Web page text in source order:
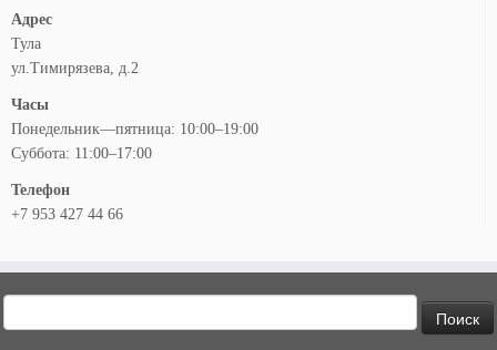
Адрес
Тула
ул.Тимирязева, д.2
Часы
Понедельник—пятница: 10:00–19:00
Суббота: 11:00–17:00
Телефон
+7 953 427 44 66